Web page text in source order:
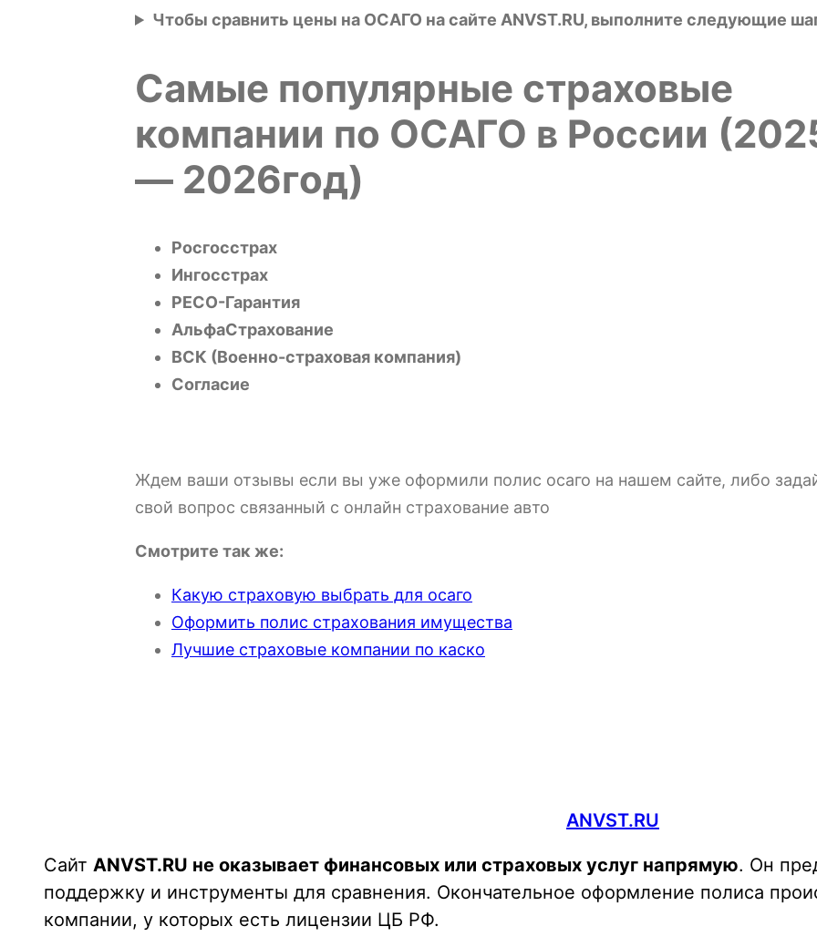
Чтобы сравнить цены на ОСАГО на сайте ANVST.RU, выполните следующие
Самые популярные страховые
компании по ОСАГО в России
— 2026год)
Росгосстрах
Ингосстрах
РЕСО-Гарантия
АльфаСтрахование
ВСК (Военно-страховая компания)
Согласие
Ждем ваши отзывы если вы уже оформили полис осаго на нашем сайте, либо
свой вопрос связанный с онлайн страхование авто
Смотрите так же:
Какую страховую выбрать для осаго
Оформить полис страхования имущества
Лучшие страховые компании по каско
ANVST.RU
Сайт ANVST.RU не оказывает финансовых или страховых услуг напрямую. Он
поддержку и инструменты для сравнения. Окончательное оформление полиса
компании, у которых есть лицензии ЦБ РФ.